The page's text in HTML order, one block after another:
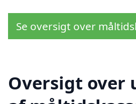
Se oversigt over
Oversigt over